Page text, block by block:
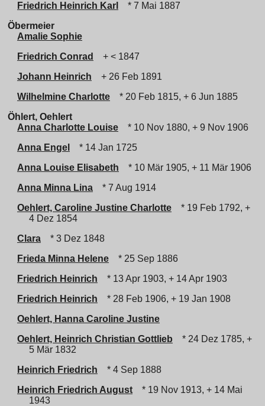
Friedrich Heinrich Karl
* 7 Mai 1887
Öbermeier
Amalie Sophie
Friedrich Conrad
+ < 1847
Johann Heinrich
+ 26 Feb 1891
Wilhelmine Charlotte
* 20 Feb 1815, + 6 Jun 1885
Öhlert, Oehlert
Anna Charlotte Louise
* 10 Nov 1880, + 9 Nov 1906
Anna Engel
* 14 Jan 1725
Anna Louise Elisabeth
* 10 Mär 1905, + 11 Mär 1906
Anna Minna Lina
* 7 Aug 1914
Oehlert, Caroline Justine Charlotte
* 19 Feb 1792, +
4 Dez 1854
Clara
* 3 Dez 1848
Frieda Minna Helene
* 25 Sep 1886
Friedrich Heinrich
* 13 Apr 1903, + 14 Apr 1903
Friedrich Heinrich
* 28 Feb 1906, + 19 Jan 1908
Oehlert, Hanna Caroline Justine
Oehlert, Heinrich Christian Gottlieb
* 24 Dez 1785, +
5 Mär 1832
Heinrich Friedrich
* 4 Sep 1888
Heinrich Friedrich August
* 19 Nov 1913, + 14 Mai
1943